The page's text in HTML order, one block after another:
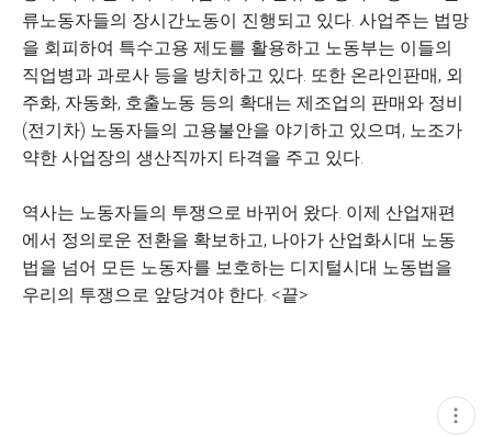
류노동자들의 장시간노동이 진행되고 있다. 사업주는 법망
을 회피하여 특수고용 제도를 활용하고 노동부는 이들의
직업병과 과로사 등을 방치하고 있다. 또한 온라인판매, 외
주화, 자동화, 호출노동 등의 확대는 제조업의 판매와 정비
(전기차) 노동자들의 고용불안을 야기하고 있으며, 노조가
약한 사업장의 생산직까지 타격을 주고 있다.
역사는 노동자들의 투쟁으로 바뀌어 왔다. 이제 산업재편
에서 정의로운 전환을 확보하고, 나아가 산업화시대 노동
법을 넘어 모든 노동자를 보호하는 디지털시대 노동법을
우리의 투쟁으로 앞당겨야 한다. <끝>
현
재